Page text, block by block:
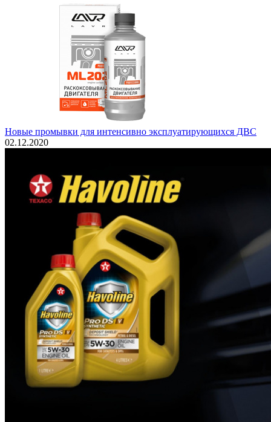
Новые промывки для интенсивно эксплуатирующихся ДВС
02.12.2020